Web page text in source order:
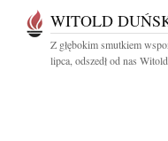
WITOLD
Z głębokim smutkiem
lipca, odszedł od nas